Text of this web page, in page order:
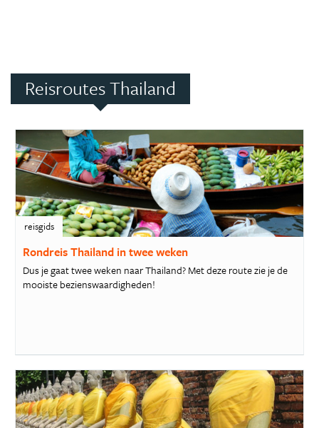
Reisroutes Thailand
reisgids
Rondreis Thailand in twee weken
Dus je gaat twee weken naar Thailand? Met deze route zie je de
mooiste bezienswaardigheden!